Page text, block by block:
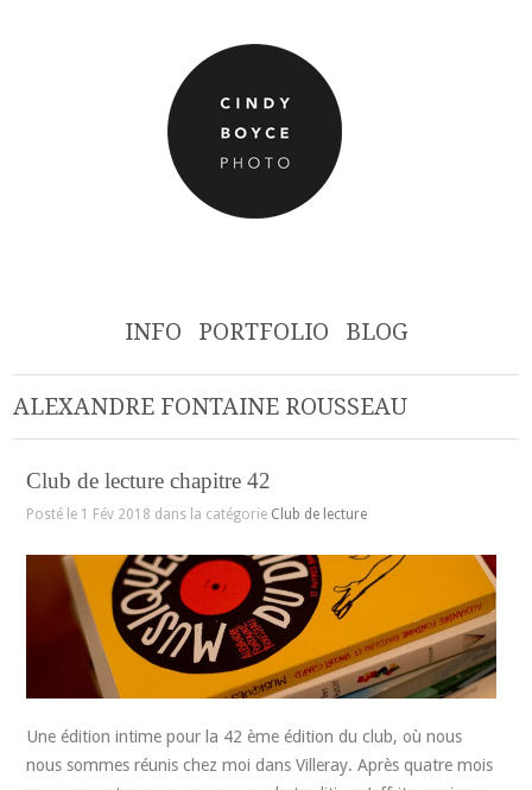
INFO PORTFOLIO BLOG
ALEXANDRE FONTAINE ROUSSEAU
Club de lecture chapitre 42
Posté le 1 Fév 2018 dans la catégorie Club de lecture
Une édition intime pour la 42 ème édition du club, où nous
nous sommes réunis chez moi dans Villeray. Après quatre mois